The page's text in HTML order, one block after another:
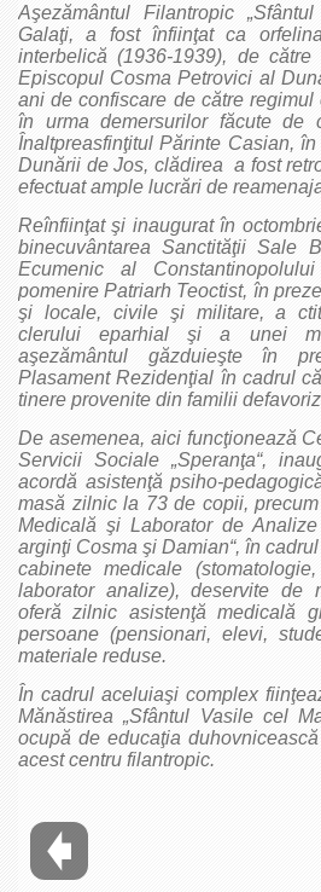
Aşezământul Filantropic
Galaţi, a fost înfiinţat ca
interbelică (1936-1939), de
Episcopul Cosma Petrovici al
ani de confiscare de către
în urma demersurilor făcute de
Înaltpreasfinţitul Părinte Casian,
Dunării de Jos, clădirea a fost
efectuat ample lucrări de
Reînfiinţat şi inaugurat în
binecuvântarea Sanctităţii Sale
Ecumenic al
pomenire Patriarh Teoctist, în
şi locale, civile şi militare, a
clerului eparhial şi a unei
aşezământul găzduieşte în
Plasament Rezidenţial în cadrul
tinere provenite din familii
De asemenea, aici funcţionează
Servicii Sociale „Speranţa“,
acordă asistenţă psiho-
masă zilnic la 73 de copii,
Medicală şi Laborator de
arginţi Cosma şi Damian“, în
cabinete medicale
laborator analize), deservite de
oferă zilnic asistenţă medicală
persoane (pensionari, elevi,
materiale reduse.
În cadrul aceluiaşi complex
Mănăstirea „Sfântul Vasile cel
ocupă de educaţia
acest centru filantropic.